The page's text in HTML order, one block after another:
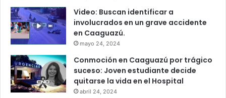
Video: Buscan identificar a
involucrados en un grave accidente
en Caaguazú.
mayo 24, 2024
Conmoción en Caaguazú por trágico
suceso: Joven estudiante decide
quitarse la vida en el Hospital
abril 24, 2024